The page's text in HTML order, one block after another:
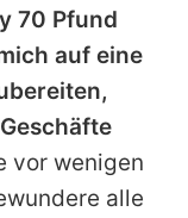
70 Pfund
auf eine
vor wenigen
alle